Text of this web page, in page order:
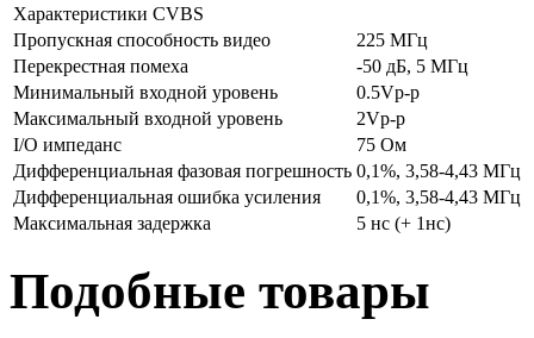
Характеристики CVBS
Пропускная способность видео
225 МГц
Перекрестная помеха
-50 дБ, 5 МГц
Минимальный входной уровень
0.5Vp-p
Максимальный входной уровень
2Vp-p
I/O импеданс
75 Ом
Дифференциальная фазовая погрешность 0,1%, 3,58-4,43 МГц
Дифференциальная ошибка усиления
0,1%, 3,58-4,43 МГц
Максимальная задержка
5 нс (+ 1нс)
Подобные товары